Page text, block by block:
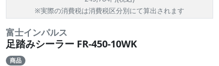
※実際の消費税は消費税区分別にて算出されます
富士インパルス
足踏みシーラー FR-450-10WK
商品